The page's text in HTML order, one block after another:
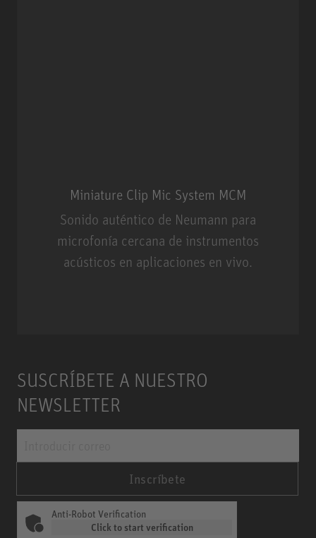
Miniature Clip Mic System MCM
Sonido auténtico de Neumann para
microfonía cercana de instrumentos
acústicos en aplicaciones en vivo.
SUSCRÍBETE A NUESTRO
NEWSLETTER
Inscríbete
Anti-Robot Verification
Click to start verification